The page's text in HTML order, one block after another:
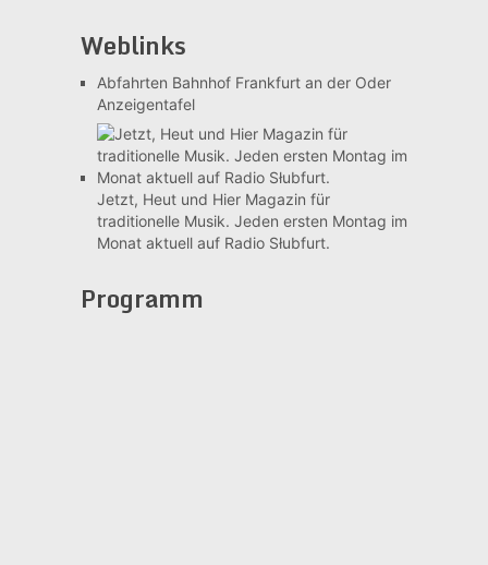
Weblinks
Abfahrten Bahnhof Frankfurt an der Oder
Anzeigentafel
Jetzt, Heut und HierMagazin für
traditionelle Musik. Jeden ersten Montag im
Monat aktuell auf Radio Słubfurt.
Programm